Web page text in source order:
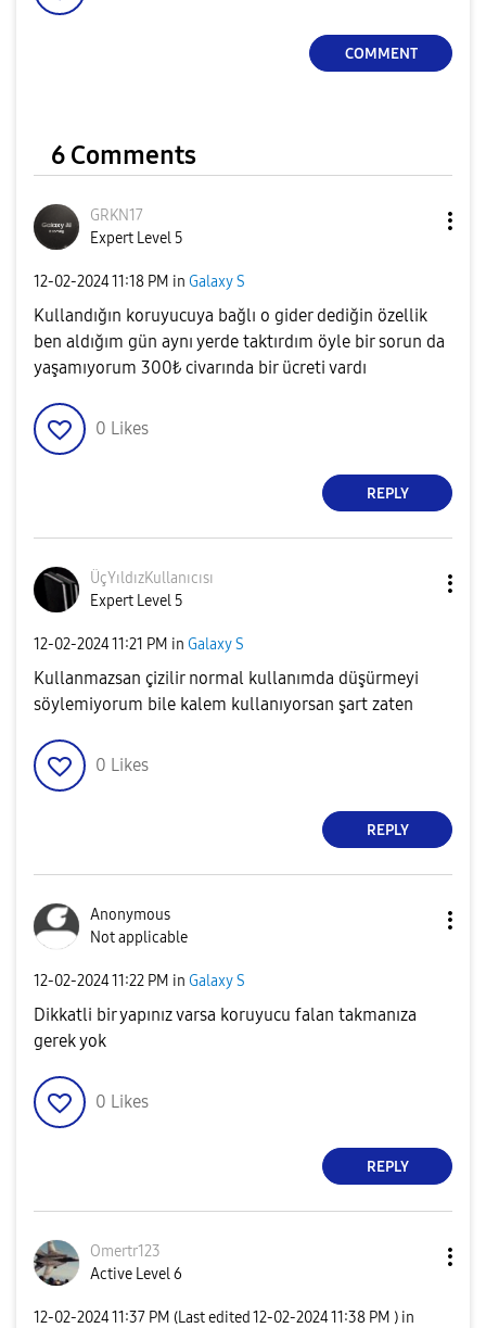
COMMENT
6 Comments
GRKN17
Expert Level 5
‎12-02-202411:18 PM in Galaxy S
Kullandığın koruyucuya bağlı o gider dediğin özellik
ben aldığım gün aynı yerde taktırdım öyle bir sorun da
yaşamıyorum 300₺ civarında bir ücreti vardı
0 Likes
REPLY
ÜçYıldızKullanıcısı
Expert Level 5
‎12-02-202411:21 PM in Galaxy S
Kullanmazsan çizilir normal kullanımda düşürmeyi
söylemiyorum bile kalem kullanıyorsan şart zaten
0 Likes
REPLY
Anonymous
Not applicable
‎12-02-202411:22 PM in Galaxy S
Dikkatli bir yapınız varsa koruyucu falan takmanıza
gerek yok
0 Likes
REPLY
Omertr123
Active Level 6
‎12-02-202411:37 PM (Last edited ‎12-02-202411:38 PM ) in